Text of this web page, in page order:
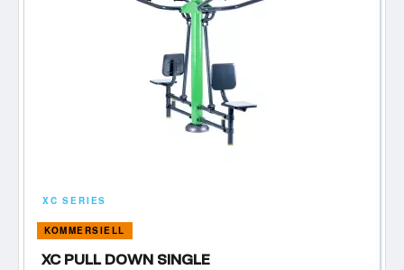
XC SERIES
KOMMERSIELL
XC PULL DOWN SINGLE